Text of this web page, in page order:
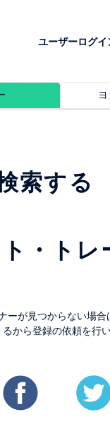
ユーザーログイ
索する
・ト
ーが見つからない場合
から登録の依頼を行い